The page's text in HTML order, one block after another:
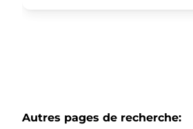
Autres pages de recherche: